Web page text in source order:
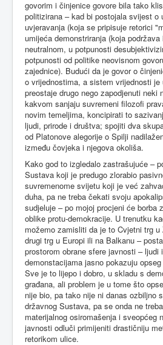
govorim i činjenice govore bila tako
politizirana – kad bi postojala svijest o
uvjeravanja (koja se pripisuje retorici
umijeća demonstriranja (koja
neutralnom, u potpunosti
potpunosti od politike neovisnom
zajednice). Budući da je govor o
o vrijednostima, a sistem vrijednosti
preostaje drugo nego zapodjenuti neki
kakvom sanjaju suvremeni filozofi
novim temeljima, koncipirati to
ljudi, prirode i društva; spojiti dva
od Platonove alegorije o Spilji
između čovjeka i njegova okoliša.
Kako god to izgledalo zastrašujuće –
Sustava koji je predugo zlorabio
suvremenome svijetu koji je već
duha, pa ne treba čekati svoju
sudjeluje – po mojoj procjeni će borba
oblike protu-demokracije. U trenutku
možemo zamisliti da je to Cvjetni trg
drugi trg u Europi ili na Balkanu –
prostorom obrane sfere javnosti – ljudi
demonstacijama jasno pokazuju
Sve je to lijepo i dobro, u skladu s
građana, ali problem je u tome što
nije bio, pa tako nije ni danas ozbiljno
državnog Sustava, pa se onda ne
materijalnog osiromašenja i sveopćeg
javnosti odluči primijeniti drastičniju
retorikom ulice.